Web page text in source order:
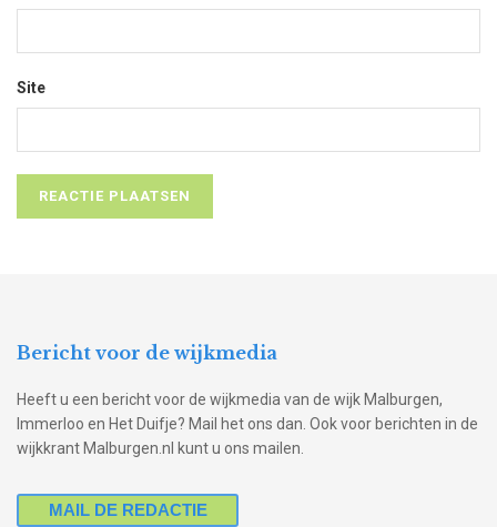
Site
Bericht voor de wijkmedia
Heeft u een bericht voor de wijkmedia van de wijk Malburgen,
Immerloo en Het Duifje? Mail het ons dan. Ook voor berichten in de
wijkkrant Malburgen.nl kunt u ons mailen.
MAIL DE REDACTIE